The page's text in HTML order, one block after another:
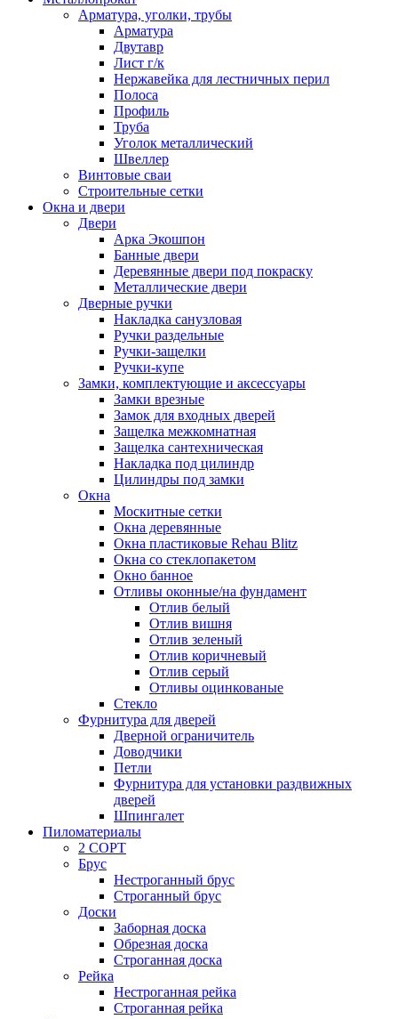
Арматура, уголки, трубы
Арматура
Двутавр
Лист г/к
Нержавейка для лестничных перил
Полоса
Профиль
Труба
Уголок металлический
Швеллер
Винтовые сваи
Строительные сетки
Окна и двери
Двери
Арка Экошпон
Банные двери
Деревянные двери под покраску
Металлические двери
Дверные ручки
Накладка санузловая
Ручки раздельные
Ручки-защелки
Ручки-купе
Замки, комплектующие и аксессуары
Замки врезные
Замок для входных дверей
Защелка межкомнатная
Защелка сантехническая
Накладка под цилиндр
Цилиндры под замки
Окна
Москитные сетки
Окна деревянные
Окна пластиковые Rehau Blitz
Окна со стеклопакетом
Окно банное
Отливы оконные/на фундамент
Отлив белый
Отлив вишня
Отлив зеленый
Отлив коричневый
Отлив серый
Отливы оцинкованые
Стекло
Фурнитура для дверей
Дверной ограничитель
Доводчики
Петли
Фурнитура для установки раздвижных
дверей
Шпингалет
Пиломатериалы
2 СОРТ
Брус
Нестроганный брус
Строганный брус
Доски
Заборная доска
Обрезная доска
Строганная доска
Рейка
Нестроганная рейка
Строганная рейка